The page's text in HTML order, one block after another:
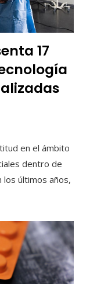
17
en el ámbito
dentro de
los últimos años,